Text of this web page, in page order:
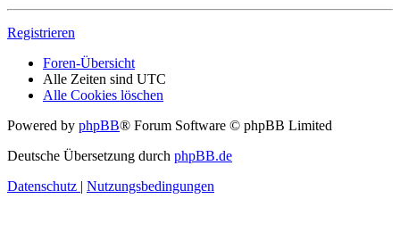
Registrieren
Foren-Übersicht
Alle Zeiten sind UTC
Alle Cookies löschen
Powered by phpBB® Forum Software © phpBB Limited
Deutsche Übersetzung durch phpBB.de
Datenschutz | Nutzungsbedingungen